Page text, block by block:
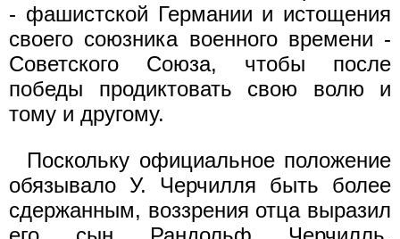
- фашистской Германии и истощения
своего союзника военного времени -
Советского Союза, чтобы после
победы продиктовать свою волю и
тому и другому.
Поскольку официальное положение
обязывало У. Черчилля быть более
сдержанным, воззрения отца выразил